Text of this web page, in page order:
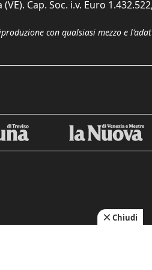
Cap. Soc. i.v. Euro
con qualsiasi mezzo e
Chiudi